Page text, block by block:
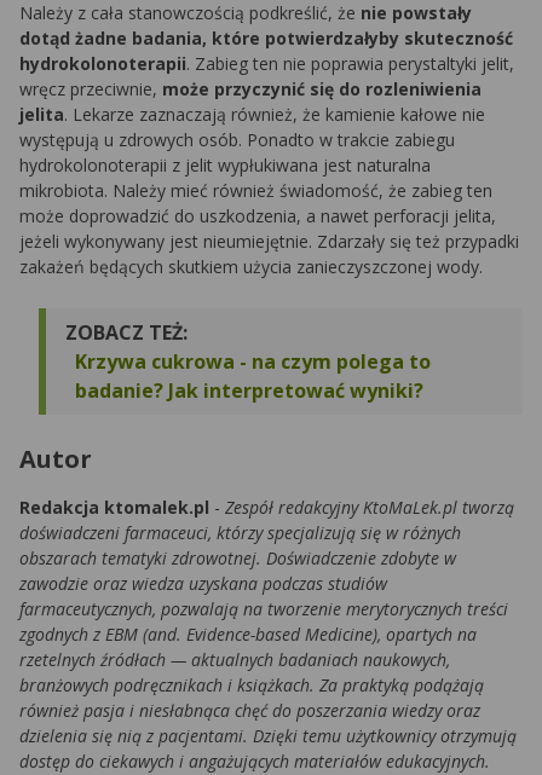
Należy z cała stanowczością podkreślić, że nie powstały
dotąd żadne badania, które potwierdzałyby skuteczność
hydrokolonoterapii. Zabieg ten nie poprawia perystaltyki jelit,
wręcz przeciwnie, może przyczynić się do rozleniwienia
jelita. Lekarze zaznaczają również, że kamienie kałowe nie
występują u zdrowych osób. Ponadto w trakcie zabiegu
hydrokolonoterapii z jelit wypłukiwana jest naturalna
mikrobiota. Należy mieć również świadomość, że zabieg ten
może doprowadzić do uszkodzenia, a nawet perforacji jelita,
jeżeli wykonywany jest nieumiejętnie. Zdarzały się też przypadki
zakażeń będących skutkiem użycia zanieczyszczonej wody.
ZOBACZ TEŻ:
Krzywa cukrowa - na czym polega to
badanie? Jak interpretować wyniki?
Autor
Redakcja ktomalek.pl - Zespół redakcyjny KtoMaLek.pl tworzą
doświadczeni farmaceuci, którzy specjalizują się w różnych
obszarach tematyki zdrowotnej. Doświadczenie zdobyte w
zawodzie oraz wiedza uzyskana podczas studiów
farmaceutycznych, pozwalają na tworzenie merytorycznych treści
zgodnych z EBM (and. Evidence-based Medicine), opartych na
rzetelnych źródłach — aktualnych badaniach naukowych,
branżowych podręcznikach i książkach. Za praktyką podążają
również pasja i niesłabnąca chęć do poszerzania wiedzy oraz
dzielenia się nią z pacjentami. Dzięki temu użytkownicy otrzymują
dostęp do ciekawych i angażujących materiałów edukacyjnych.